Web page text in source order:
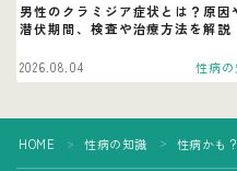
男性のクラミジア症状とは？原因
潜伏期間、検査や治療方法を解説
2026.08.04 性病
HOME ＞ 性病の知識 ＞ 性病かも